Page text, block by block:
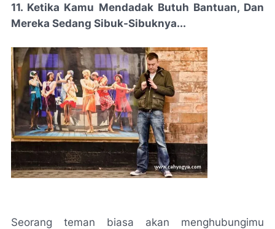
11. Ketika Kamu Mendadak Butuh Bantuan, Dan
Mereka Sedang Sibuk-Sibuknya...
Seorang teman biasa akan menghubungimu